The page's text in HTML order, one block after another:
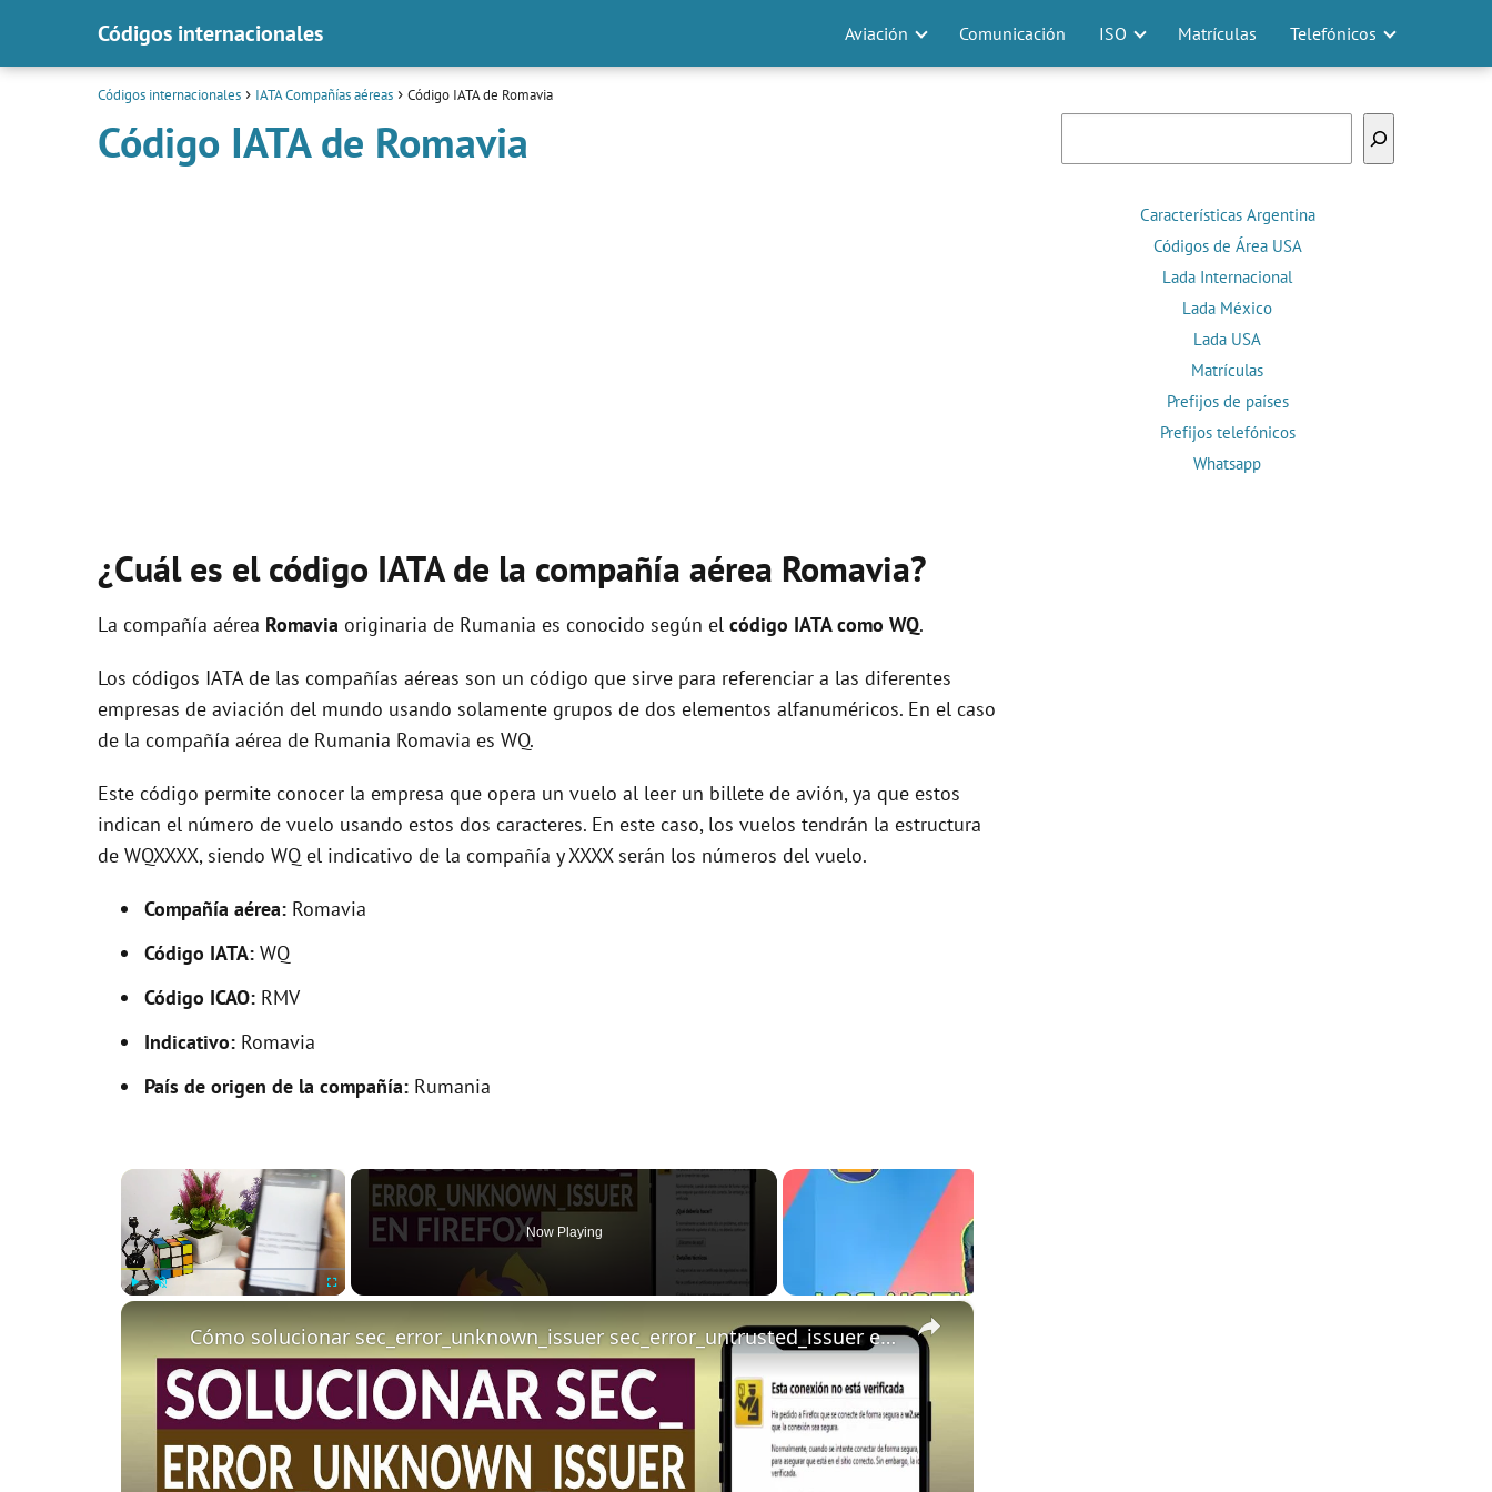
Códigos internacionales Aviación Comunicación ISO Matrículas Telefónicos
Códigos internacionales IATA Compañías aéreas Código IATA de Romavia
Código IATA de Romavia
¿Cuál es el código IATA de la compañía aérea Romavia?
La compañía aérea Romavia originaria de Rumania es conocido según el código IATA como WQ.
Los códigos IATA de las compañías aéreas son un código que sirve para referenciar a las diferentes
empresas de aviación del mundo usando solamente grupos de dos elementos alfanuméricos. En el caso
de la compañía aérea de Rumania Romavia es WQ.
Este código permite conocer la empresa que opera un vuelo al leer un billete de avión, ya que estos
indican el número de vuelo usando estos dos caracteres. En este caso, los vuelos tendrán la estructura
de WQXXXX, siendo WQ el indicativo de la compañía y XXXX serán los números del vuelo.
Compañía aérea: Romavia
Código IATA: WQ
Código ICAO: RMV
Indicativo: Romavia
País de origen de la compañía: Rumania
×
Now Playing
×
Cómo solucionar sec_error_unknown_issuer sec_error_untrusted_issuer en FIREFOX
Características Argentina
Códigos de Área USA
Lada Internacional
Lada México
Lada USA
Matrículas
Prefijos de países
Prefijos telefónicos
Whatsapp